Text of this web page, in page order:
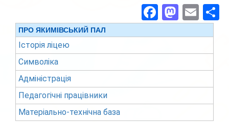
Facebook
ПРО ЯКИМІВСЬКИЙ ПАЛ
Історія ліцею
Символіка
Адміністрація
Педагогічні працівники
Матеріально-технічна база